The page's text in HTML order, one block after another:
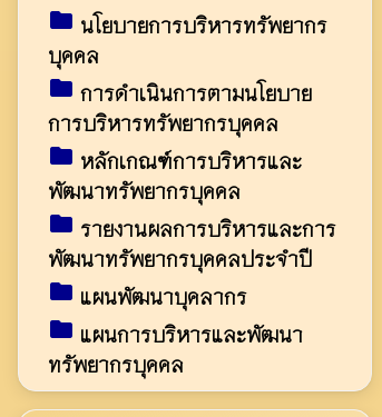
folder นโยบายการบริหารทรัพยากร
บุคคล
folder การดำเนินการตามนโยบาย
การบริหารทรัพยากรบุคคล
folder หลักเกณฑ์การบริหารและ
พัฒนาทรัพยากรบุคคล
folder รายงานผลการบริหารและการ
พัฒนาทรัพยากรบุคคลประจำปี
folder แผนพัฒนาบุคลากร
folder แผนการบริหารและพัฒนา
ทรัพยากรบุคคล